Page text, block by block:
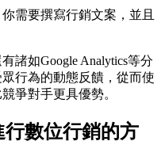
需要撰寫行銷文案，並且
諸如Google Analytics等分
行為的動態反饋，從而使
爭對手更具優勢。
數位行銷的方